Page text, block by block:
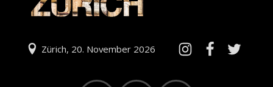
Zürich, 20. November 2026